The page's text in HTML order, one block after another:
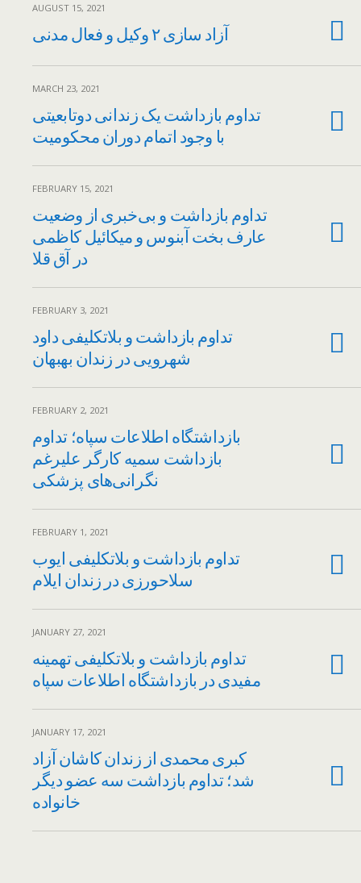
AUGUST 15, 2021
آزاد سازی ۲ وکیل و فعال مدنی
MARCH 23, 2021
تداوم بازداشت یک زندانی دوتابعیتی
با وجود اتمام دوران محکومیت
FEBRUARY 15, 2021
تداوم بازداشت و بی‌خبری از وضعیت
عارف بخت ‌آبنوس و میکائیل کاظمی
در آق قلا
FEBRUARY 3, 2021
تداوم بازداشت و بلاتکلیفی داود
شهرویی در زندان بهبهان
FEBRUARY 2, 2021
بازداشتگاه اطلاعات سپاه؛ تداوم
بازداشت سمیه کارگر علیرغم
نگرانی‌های پزشکی
FEBRUARY 1, 2021
تداوم بازداشت و بلاتکلیفی ایوب
سلاحورزی در زندان ایلام
JANUARY 27, 2021
تداوم بازداشت و بلاتکلیفی تهمینه
مفیدی در بازداشتگاه اطلاعات سپاه
JANUARY 17, 2021
کبری محمدی از زندان کاشان آزاد
شد؛ تداوم بازداشت سه عضو دیگر
خانواده